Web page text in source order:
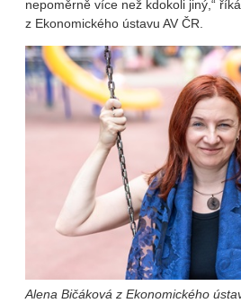
nepoměrně více než kdokoli jiný,“
z Ekonomického ústavu AV ČR.
Alena Bičáková z Ekonomického